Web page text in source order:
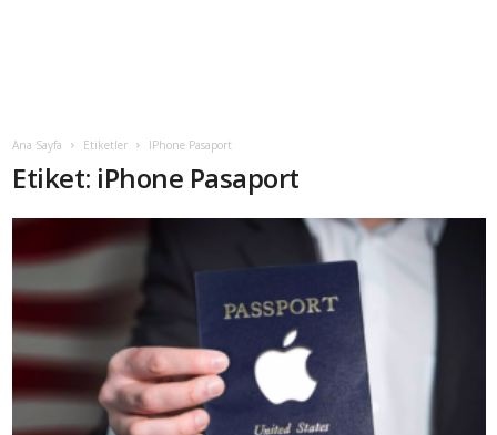
Ana Sayfa Etiketler IPhone Pasaport
Etiket: iPhone Pasaport